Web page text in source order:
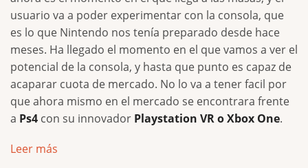
usuario va a poder experimentar con la consola, que
es lo que Nintendo nos tenía preparado desde hace
meses. Ha llegado el momento en el que vamos a ver el
potencial de la consola, y hasta que punto es capaz de
acaparar cuota de mercado. No lo va a tener facil por
que ahora mismo en el mercado se encontrara frente
a Ps4 con su innovador Playstation VR o Xbox One.
Leer más